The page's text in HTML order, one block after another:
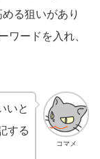
る狙いがあり
ワードを入れ、
コマメ
いと
する